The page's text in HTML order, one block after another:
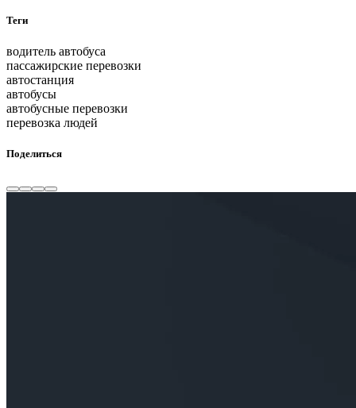
Теги
водитель автобуса
пассажирские перевозки
автостанция
автобусы
автобусные перевозки
перевозка людей
Поделиться